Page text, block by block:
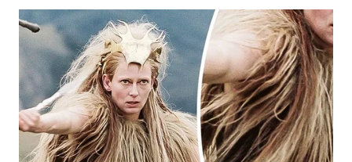
WN
PRIANGAN
TIMUR
WN
SEMARANG
WN
SOLO